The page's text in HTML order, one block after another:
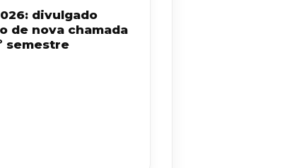
divulgado
de nova chamada
semestre